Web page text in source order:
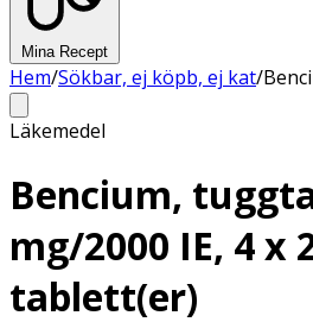
Mina Recept
Hem/Sökbar, ej köpb, ej kat/
Läkemedel
Bencium,
mg/2000 IE, 4 x
tablett(er)